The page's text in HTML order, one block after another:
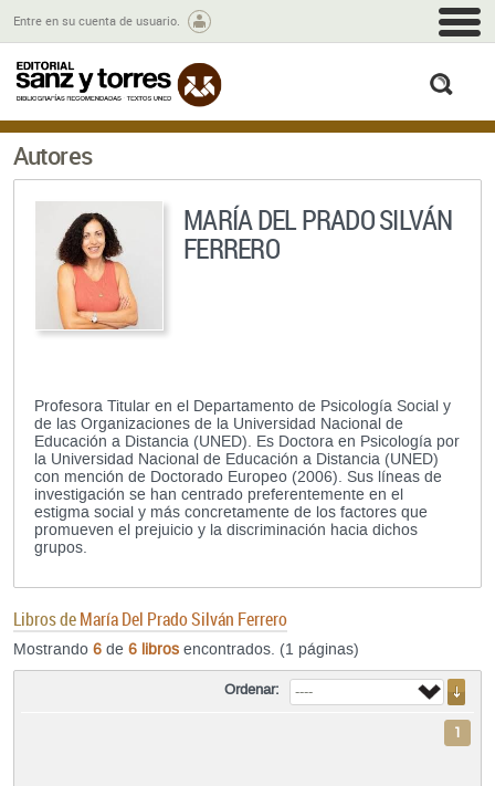
Entre en su cuenta de usuario.
Autores
MARÍA DEL PRADO SILVÁN
FERRERO
Profesora Titular en el Departamento de Psicología Social y
de las Organizaciones de la Universidad Nacional de
Educación a Distancia (UNED). Es Doctora en Psicología por
la Universidad Nacional de Educación a Distancia (UNED)
con mención de Doctorado Europeo (2006). Sus líneas de
investigación se han centrado preferentemente en el
estigma social y más concretamente de los factores que
promueven el prejuicio y la discriminación hacia dichos
grupos.
Libros deMaría Del Prado Silván Ferrero
Mostrando 6 de 6 libros encontrados. (1 páginas)
Ordenar:
1